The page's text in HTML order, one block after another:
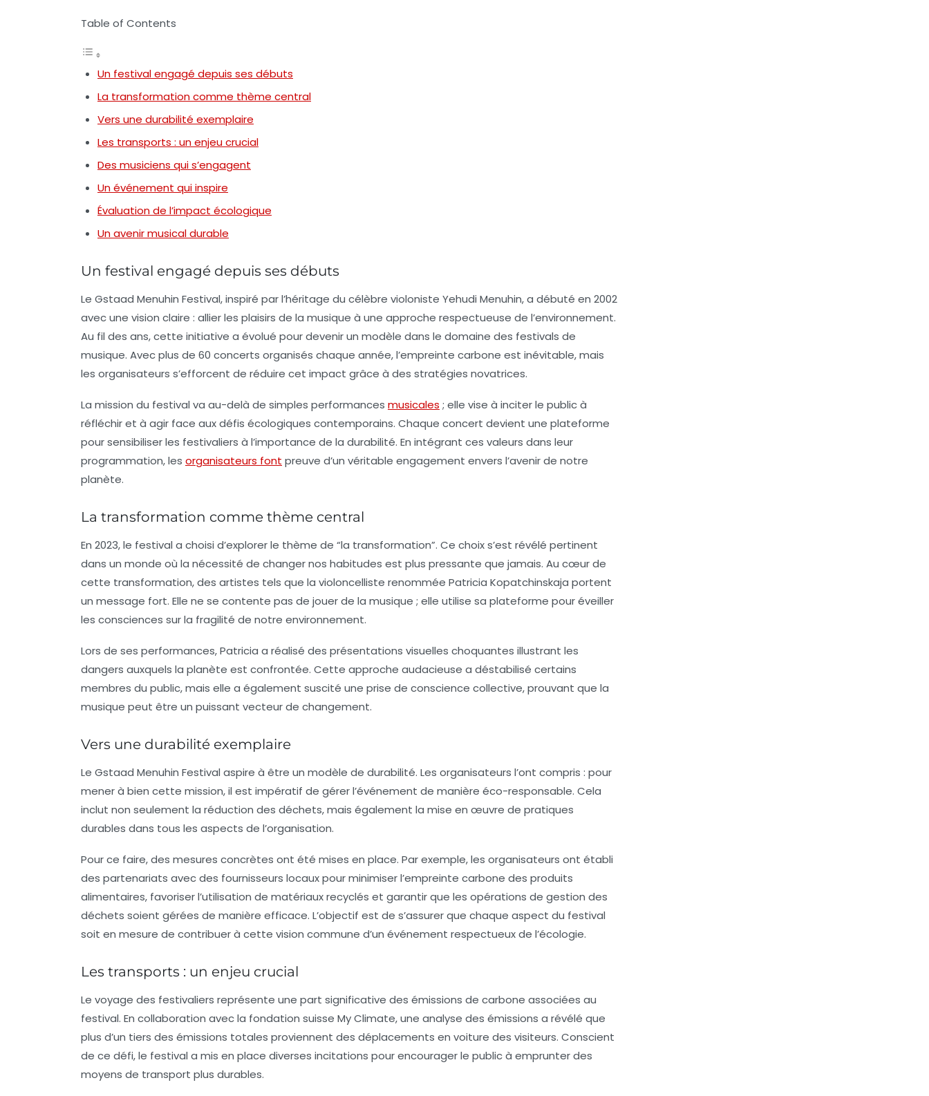
Table of Contents
Un festival engagé depuis ses débuts
La transformation comme thème central
Vers une durabilité exemplaire
Les transports : un enjeu crucial
Des musiciens qui s’engagent
Un événement qui inspire
Évaluation de l’impact écologique
Un avenir musical durable
Un festival engagé depuis ses débuts
Le Gstaad Menuhin Festival, inspiré par l’héritage du célèbre violoniste Yehudi Menuhin, a débuté en 2002
avec une vision claire : allier les plaisirs de la musique à une approche respectueuse de l’environnement.
Au fil des ans, cette initiative a évolué pour devenir un modèle dans le domaine des festivals de
musique. Avec plus de 60 concerts organisés chaque année, l’empreinte carbone est inévitable, mais
les organisateurs s’efforcent de réduire cet impact grâce à des stratégies novatrices.
La mission du festival va au-delà de simples performances musicales ; elle vise à inciter le public à
réfléchir et à agir face aux défis écologiques contemporains. Chaque concert devient une plateforme
pour sensibiliser les festivaliers à l’importance de la durabilité. En intégrant ces valeurs dans leur
programmation, les organisateurs font preuve d’un véritable engagement envers l’avenir de notre
planète.
La transformation comme thème central
En 2023, le festival a choisi d’explorer le thème de “la transformation”. Ce choix s’est révélé pertinent
dans un monde où la nécessité de changer nos habitudes est plus pressante que jamais. Au cœur de
cette transformation, des artistes tels que la violoncelliste renommée Patricia Kopatchinskaja portent
un message fort. Elle ne se contente pas de jouer de la musique ; elle utilise sa plateforme pour éveiller
les consciences sur la fragilité de notre environnement.
Lors de ses performances, Patricia a réalisé des présentations visuelles choquantes illustrant les
dangers auxquels la planète est confrontée. Cette approche audacieuse a déstabilisé certains
membres du public, mais elle a également suscité une prise de conscience collective, prouvant que la
musique peut être un puissant vecteur de changement.
Vers une durabilité exemplaire
Le Gstaad Menuhin Festival aspire à être un modèle de durabilité. Les organisateurs l’ont compris : pour
mener à bien cette mission, il est impératif de gérer l’événement de manière éco-responsable. Cela
inclut non seulement la réduction des déchets, mais également la mise en œuvre de pratiques
durables dans tous les aspects de l’organisation.
Pour ce faire, des mesures concrètes ont été mises en place. Par exemple, les organisateurs ont établi
des partenariats avec des fournisseurs locaux pour minimiser l’empreinte carbone des produits
alimentaires, favoriser l’utilisation de matériaux recyclés et garantir que les opérations de gestion des
déchets soient gérées de manière efficace. L’objectif est de s’assurer que chaque aspect du festival
soit en mesure de contribuer à cette vision commune d’un événement respectueux de l’écologie.
Les transports : un enjeu crucial
Le voyage des festivaliers représente une part significative des émissions de carbone associées au
festival. En collaboration avec la fondation suisse My Climate, une analyse des émissions a révélé que
plus d’un tiers des émissions totales proviennent des déplacements en voiture des visiteurs. Conscient
de ce défi, le festival a mis en place diverses incitations pour encourager le public à emprunter des
moyens de transport plus durables.